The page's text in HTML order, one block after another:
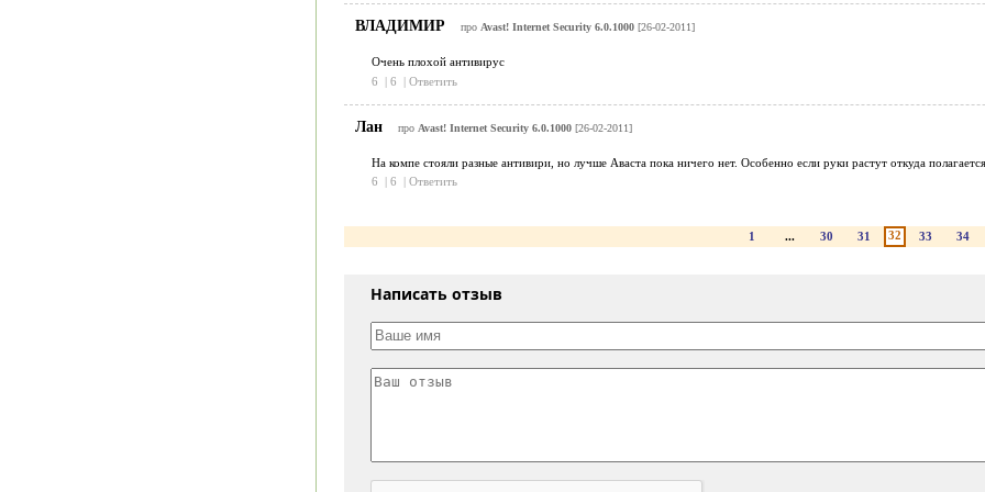
ВЛАДИМИР про Avast! Internet Security 6.0.1000[26-02-2011]
Очень плохой антивирус
6
| 6 | Ответить
Лан про Avast! Internet Security 6.0.1000[26-02-2011]
На компе стояли разные антивири, но лучше Аваста пока ничего нет. Особенно если руки растут откуда
6
| 6 | Ответить
1 ... 30 31 32 33 34
Написать отзыв